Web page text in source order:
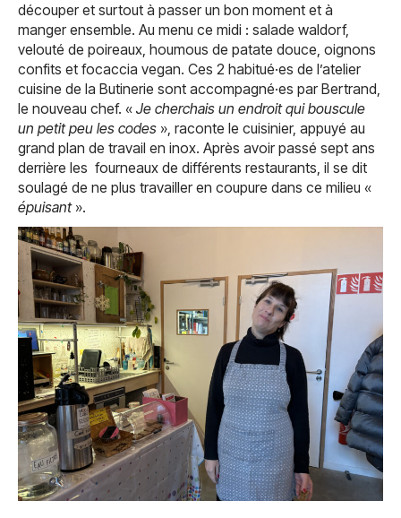
découper et surtout à passer un bon moment et à
manger ensemble. Au menu ce midi : salade waldorf,
velouté de poireaux, houmous de patate douce, oignons
confits et focaccia vegan. Ces 2 habitué·es de l’atelier
cuisine de la Butinerie sont accompagné·es par Bertrand,
le nouveau chef. « Je cherchais un endroit qui bouscule
un petit peu les codes », raconte le cuisinier, appuyé au
grand plan de travail en inox. Après avoir passé sept ans
derrière les fourneaux de différents restaurants, il se dit
soulagé de ne plus travailler en coupure dans ce milieu «
épuisant».